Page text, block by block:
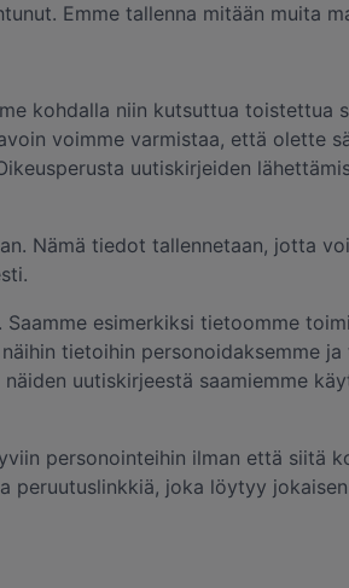
Emme tallenna mitään muita
kohdalla niin kutsuttua toistettua
voimme varmistaa, että olette
uutiskirjeiden
Nämä tiedot tallennetaan, jotta
esimerkiksi tietoomme
tietoihin personoidaksemme
uutiskirjeestä saamiemme
personointeihin ilman että siitä
peruutuslinkkiä, joka löytyy